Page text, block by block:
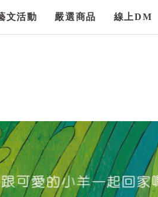
文活動 嚴選商品 線上DM